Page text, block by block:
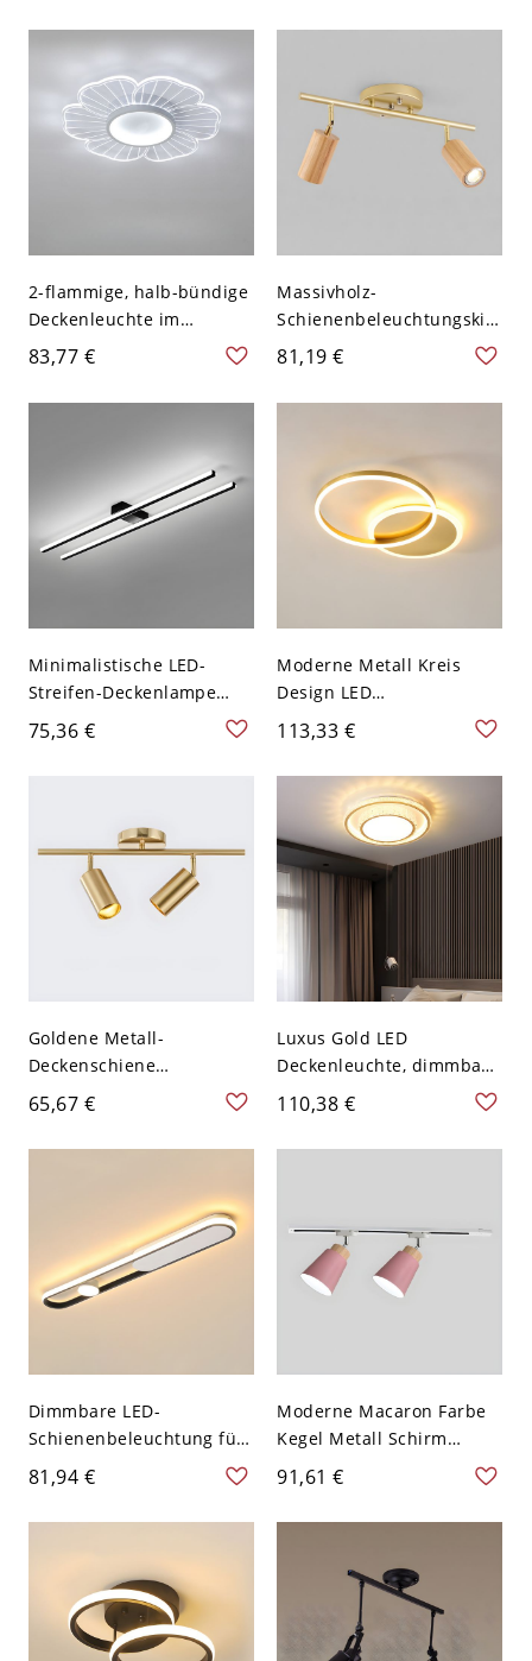
2-flammige, halb-bündige
Deckenleuchte im
Blumen-Design, 110–120
V, 16,5″, Weißlicht
83,77 €
Massivholz-
Schienenbeleuchtungskits
Modernes Licht
Luxuriöser
Oberflächenmontierter
ohne Hauptlicht -
Hellkaffee 110V-120V 2
81,19 €
Minimalistische LED-
Streifen-Deckenlampe
Metall 2-Licht Flur Flush
Mount Lichtvorrichtung -
75,36 €
Moderne Metall Kreis
Design LED
Halbdeckenlampe
Goldener Überlagerte
Ringe Deckenleuchte -
Golden 110V-120V 2
Weißlicht
113,33 €
Goldene Metall-
Deckenschiene
Beleuchtung im
nordischen Stil für
Esszimmer, Wohnzimmer
von LED-Scheinwerfern - 2
Messing 110V-120V
65,67 €
Luxus Gold LED
Deckenleuchte, dimmbare
Acrylleuchte mit
facettiertem Kristallrand -
110V-120V Klein
110,38 €
Dimmbare LED-
Schienenbeleuchtung für
lineare Deckenleuchten
im Flur, Schlafzimmer und
Wohnzimmer - 110V-120V
Dimmen Zylinder
Schwarz-weiß
81,94 €
Moderne Macaron Farbe
Kegel Metall Schirm
Halbdeckenlampe Linear
Bahn Baldachin
Deckenleuchte - 2 Rosa
91,61 €